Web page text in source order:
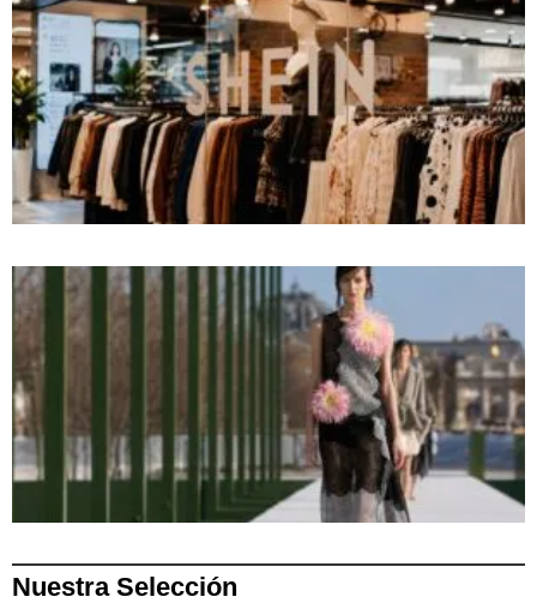
Nuestra Selección